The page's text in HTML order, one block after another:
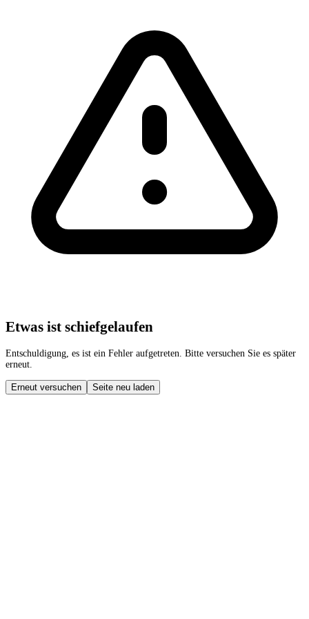
Etwas ist schiefgelaufen
Entschuldigung, es ist ein Fehler aufgetreten. Bitte versuchen Sie es später
erneut.
Erneut versuchen Seite neu laden